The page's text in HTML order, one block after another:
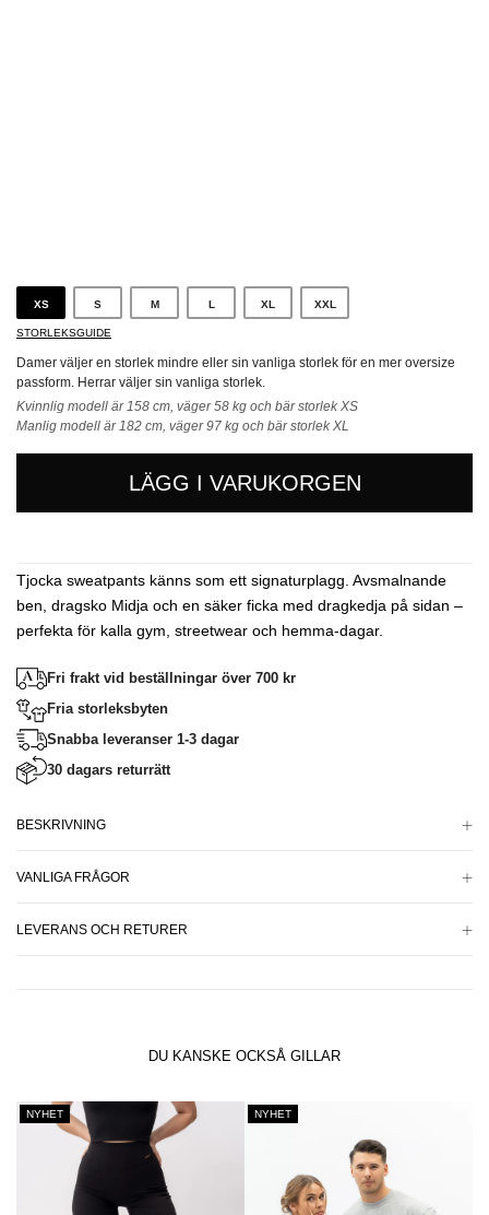
XS S M L XL XXL
STORLEKSGUIDE
Damer väljer en storlek mindre eller sin vanliga storlek för en mer oversize
passform. Herrar väljer sin vanliga storlek.
Kvinnlig modell är 158 cm, väger 58 kg och bär storlek XS
Manlig modell är 182 cm, väger 97 kg och bär storlek XL
LÄGG I VARUKORGEN
Tjocka sweatpants känns som ett signaturplagg. Avsmalnande
ben, dragsko Midja och en säker ficka med dragkedja på sidan –
perfekta för kalla gym, streetwear och hemma-dagar.
Fri frakt vid beställningar över 700 kr
Fria storleksbyten
Snabba leveranser 1-3 dagar
30 dagars returrätt
BESKRIVNING
VANLIGA FRÅGOR
LEVERANS OCH RETURER
DU KANSKE OCKSÅ GILLAR
NYHET NYHET